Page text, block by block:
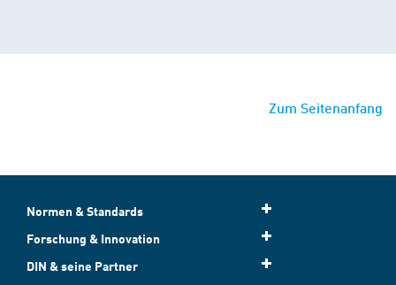
Zum Seitenanfang
Normen & Standards
Forschung & Innovation
DIN & seine Partner